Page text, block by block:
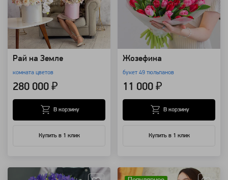
Рай на Земле
комната цветов
280 000 ₽
Купить в 1 клик
В корзину
Жозефина
букет 49 тюльпанов
11 000 ₽
Купить в 1 клик
В корзину